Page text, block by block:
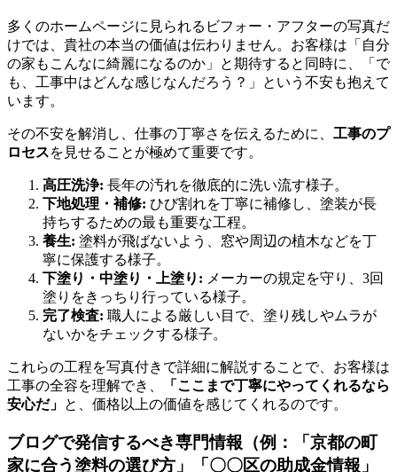
多くのホームページに見られるビフォー・アフターの写真だ
けでは、貴社の本当の価値は伝わりません。お客様は「自分
の家もこんなに綺麗になるのか」と期待すると同時に、「で
も、工事中はどんな感じなんだろう？」という不安も抱えて
います。
その不安を解消し、仕事の丁寧さを伝えるために、 工事のプ
ロセスを見せることが極めて重要です。
高圧洗浄: 長年の汚れを徹底的に洗い流す様子。
下地処理・補修: ひび割れを丁寧に補修し、塗装が長
持ちするための最も重要な工程。
養生: 塗料が飛ばないよう、窓や周辺の植木などを丁
寧に保護する様子。
下塗り・中塗り・上塗り: メーカーの規定を守り、3回
塗りをきっちり行っている様子。
完了検査: 職人による厳しい目で、塗り残しやムラが
ないかをチェックする様子。
これらの工程を写真付きで詳細に解説することで、お客様は
工事の全容を理解でき、
「ここまで丁寧にやってくれるなら
安心だ」 と、価格以上の価値を感じてくれるのです。
ブログで発信するべき専門情報（例：「京都の町
家に合う塗料の選び方」「〇〇区の助成金情報」